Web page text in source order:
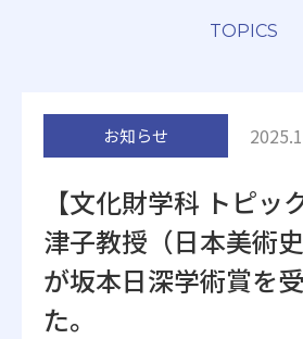
附属施設
TOPICS
お知らせ
【文化財学科 トピッ
津子教授（日本美術史
が坂本日深学術賞を
た。